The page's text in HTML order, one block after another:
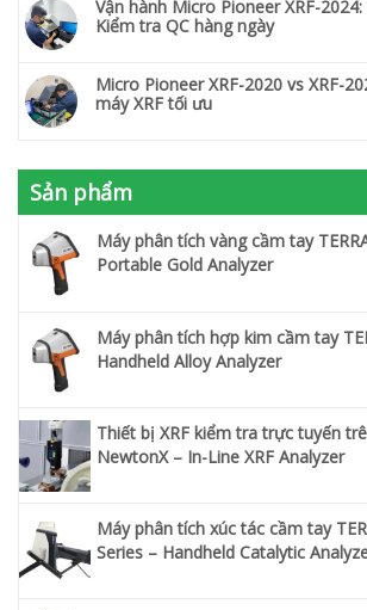
Vận hành Micro Pioneer XRF-
Kiểm tra QC hàng ngày
Micro Pioneer XRF-2020 vs XRF-
máy XRF tối ưu
Sản phẩm
Máy phân tích vàng cầm tay
Portable Gold Analyzer
Máy phân tích hợp kim cầm tay
Handheld Alloy Analyzer
Thiết bị XRF kiểm tra trực tuyến
NewtonX – In-Line XRF Analyzer
Máy phân tích xúc tác cầm tay
Series – Handheld Catalytic